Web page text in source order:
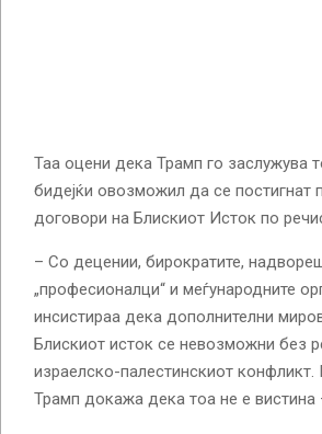
Таа оцени дека Трамп го заслужува
бидејќи овозможил да се постигнат
договори на Блискиот Исток по
– Со децении, бирократите,
„професионалци“ и меѓународните
инсистираа дека дополнителни
Блискиот исток се невозможни без
израелско-палестинскиот конфликт.
Трамп докажа дека тоа не е вистина